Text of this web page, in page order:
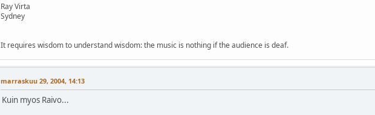
Ray Virta
Sydney
It requires wisdom to understand wisdom: the music is nothing if the audience is deaf.
marraskuu 29, 2004, 14:13
Kuin myos Raivo...